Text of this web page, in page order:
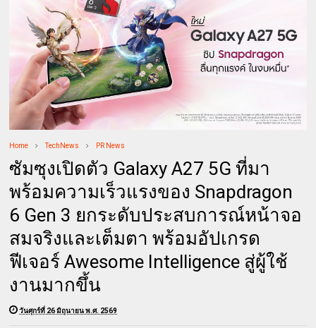
Home TechNews PR News
ซัมซุงเปิดตัว Galaxy A27 5G ที่มา
พร้อมความเร็วแรงของ Snapdragon
6 Gen 3 ยกระดับประสบการณ์หน้าจอ
สมจริงและเต็มตา พร้อมอัปเกรด
ฟีเจอร์ Awesome Intelligence สู่ผู้ใช้
งานมากขึ้น
วันศุกร์ที่ 26 มิถุนายน พ.ศ. 2569